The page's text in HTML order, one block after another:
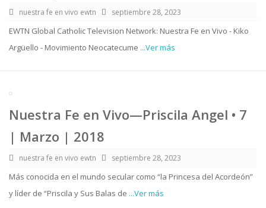
nuestra fe en vivo ewtn septiembre 28, 2023
EWTN Global Catholic Television Network: Nuestra Fe en Vivo - Kiko
Argüello - Movimiento Neocatecume ...Ver más
Nuestra Fe en Vivo—Priscila Angel • 7
| Marzo | 2018
nuestra fe en vivo ewtn septiembre 28, 2023
Más conocida en el mundo secular como “la Princesa del Acordeón”
y líder de “Priscila y Sus Balas de ...Ver más